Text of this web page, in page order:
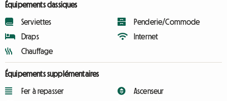
Équipements classiques
Serviettes
Draps
Chauffage
Penderie/Commode
Internet
Équipements supplémentaires
Fer à repasser
Ascenseur